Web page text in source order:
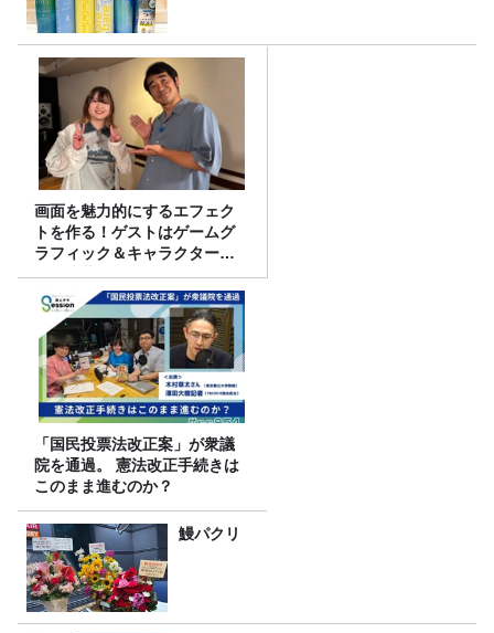
画面を魅力的にするエフェク
トを作る！ゲストはゲームグ
ラフィック＆キャラクター専
攻の遠藤里桜さん！
「国民投票法改正案」が衆議
院を通過。 憲法改正手続きは
このまま進むのか？
鰻パクリ